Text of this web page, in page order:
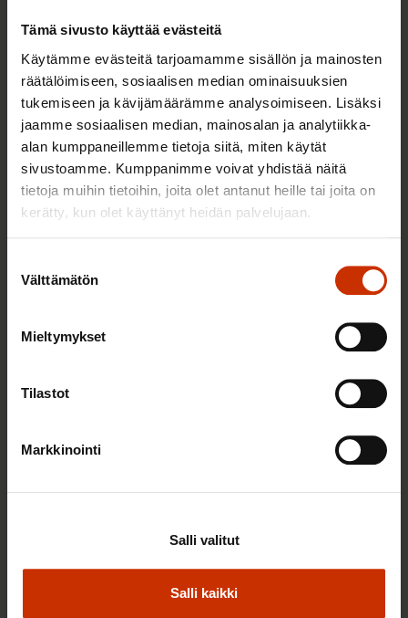
Tämä sivusto käyttää evästeitä
Käytämme evästeitä tarjoamamme sisällön ja mainosten
räätälöimiseen, sosiaalisen median ominaisuuksien
tukemiseen ja kävijämäärämme analysoimiseen. Lisäksi
jaamme sosiaalisen median, mainosalan ja analytiikka-
alan kumppaneillemme tietoja siitä, miten käytät
sivustoamme. Kumppanimme voivat yhdistää näitä
tietoja muihin tietoihin, joita olet antanut heille tai joita on
kerätty, kun olet käyttänyt heidän palvelujaan.
valinta
Välttämätön
Mieltymykset
Tilastot
Markkinointi
Salli kaikki
Salli valitut
TYÖNTEKIJÄN OIKEUDET
perusoikeuksista muuttaessaan